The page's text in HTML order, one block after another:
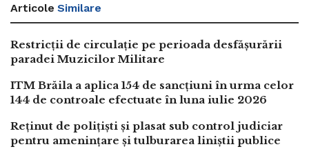
Articole Similare
Restricții de circulație pe perioada desfășurării
paradei Muzicilor Militare
ITM Brăila a aplica 154 de sancțiuni în urma celor
144 de controale efectuate în luna iulie 2026
Reținut de polițiști și plasat sub control judiciar
pentru amenințare și tulburarea liniștii publice